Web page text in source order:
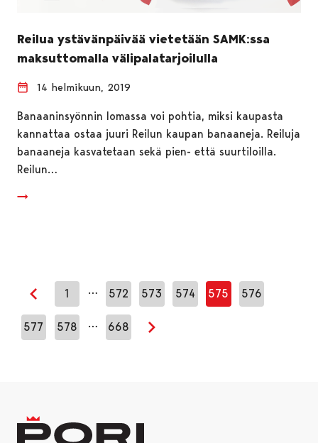
Reilua ystävänpäivää vietetään SAMK:ssa
maksuttomalla välipalatarjoilulla
14 helmikuun, 2019
Banaaninsyönnin lomassa voi pohtia, miksi kaupasta
kannattaa ostaa juuri Reilun kaupan banaaneja. Reiluja
banaaneja kasvatetaan sekä pien- että suurtiloilla.
Reilun…
Edellinen sivu
1 … 572 573 574 575 576
577 578 … 668
Seuraava sivu